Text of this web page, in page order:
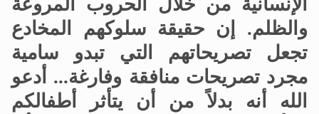
الإنسانية من خلال الحروب المروعة
والظلم. إن حقيقة سلوكهم المخادع
تجعل تصريحاتهم التي تبدو سامية
مجرد تصريحات منافقة وفارغة... أدعو
الله أنه بدلاً من أن يتأثر أطفالكم